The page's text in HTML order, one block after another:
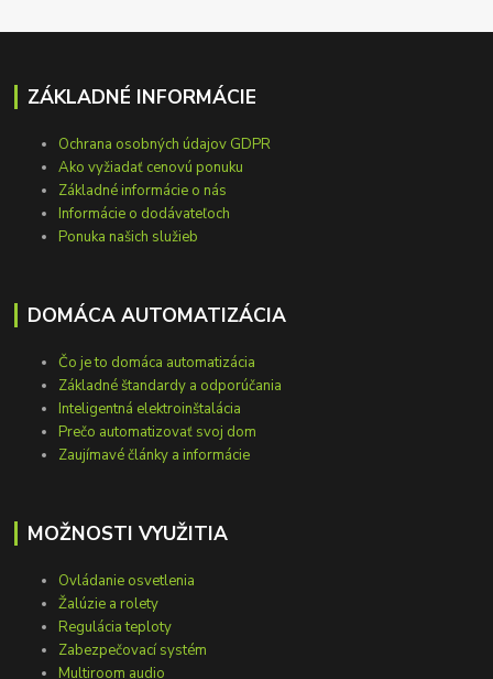
ZÁKLADNÉ INFORMÁCIE
Ochrana osobných údajov GDPR
Ako vyžiadať cenovú ponuku
Základné informácie o nás
Informácie o dodávateľoch
Ponuka našich služieb
DOMÁCA AUTOMATIZÁCIA
Čo je to domáca automatizácia
Základné štandardy a odporúčania
Inteligentná elektroinštalácia
Prečo automatizovať svoj dom
Zaujímavé články a informácie
MOŽNOSTI VYUŽITIA
Ovládanie osvetlenia
Žalúzie a rolety
Regulácia teploty
Zabezpečovací systém
Multiroom audio